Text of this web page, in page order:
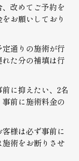
改めてご予約を
お願いしており
通りの施術が行
た分の補填は行
に抑えたい、2名
前に施術料金の
様は必ず事前に
術をお断りさせ